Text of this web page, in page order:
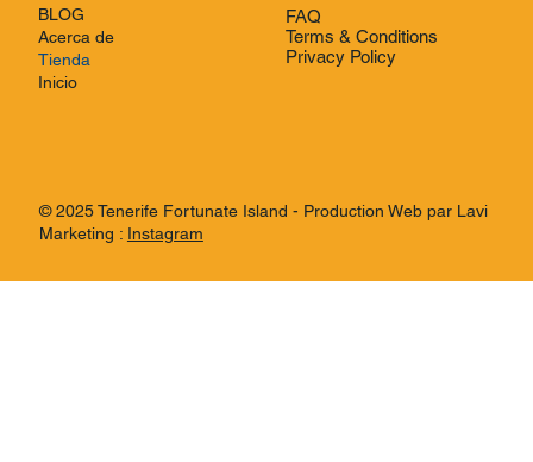
BLOG
Acerca de
Tienda
Inicio
FAQ
Terms & Conditions
Privacy Policy
© 2025 Tenerife Fortunate Island - Production Web par Lavi
Marketing : Instagram